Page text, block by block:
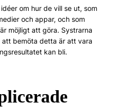
om hur de vill se ut, som
och appar, och som
möjligt att göra. Systrarna
bemöta detta är att vara
kan bli.